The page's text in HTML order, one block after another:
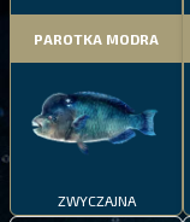
PAROTKA MODRA
ZWYCZAJNA